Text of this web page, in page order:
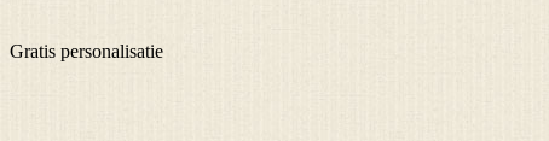
Gratis personalisatie